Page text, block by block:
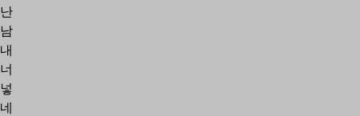
난
남
내
너
넣
네